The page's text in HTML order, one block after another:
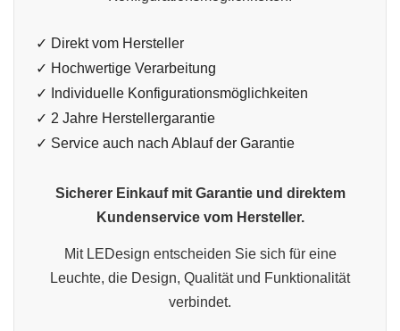
✓ Direkt vom Hersteller
✓ Hochwertige Verarbeitung
✓ Individuelle Konfigurationsmöglichkeiten
✓ 2 Jahre Herstellergarantie
✓ Service auch nach Ablauf der Garantie
Sicherer Einkauf mit Garantie und direktem
Kundenservice vom Hersteller.
Mit LEDesign entscheiden Sie sich für eine
Leuchte, die Design, Qualität und Funktionalität
verbindet.